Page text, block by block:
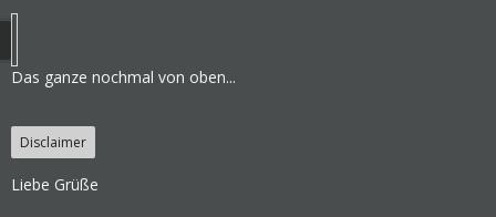
Das ganze nochmal von oben...
Disclaimer
Liebe Grüße